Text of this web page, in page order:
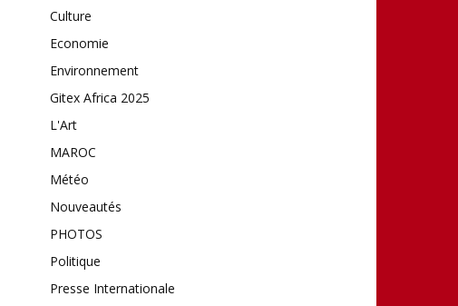
Culture
Economie
Environnement
Gitex Africa 2025
L'Art
MAROC
Météo
Nouveautés
PHOTOS
Politique
Presse Internationale